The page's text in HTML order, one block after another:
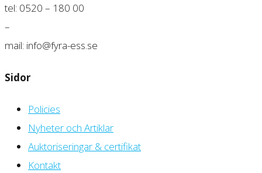
tel: 0520 – 180 00
–
mail: info@fyra-ess.se
Sidor
Policies
Nyheter och Artiklar
Auktoriseringar & certifikat
Kontakt